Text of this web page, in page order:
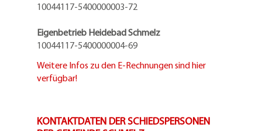
10044117-5400000003-72
Eigenbetrieb Heidebad Schmelz
10044117-5400000004-69
Weitere Infos zu den E-Rechnungen sind hier
verfügbar!
KONTAKTDATEN DER SCHIEDSPERSONEN